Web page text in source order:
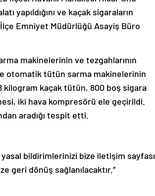
yapıldığını ve kaçak sigaraların
Emniyet Müdürlüğü Asayiş Büro
makinelerinin ve tezgahlarının
otomatik tütün sarma makinelerinin
kilogram kaçak tütün, 800 boş sigara
iki hava kompresörü ele geçirildi.
aradığı tespit etti.
bildirimlerinizi bize iletişim sayfası
geri dönüş sağlanılacaktır.”